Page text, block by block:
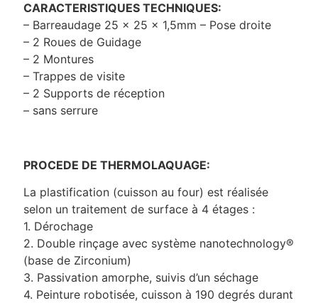
CARACTERISTIQUES TECHNIQUES:
– Barreaudage 25 x 25 x 1,5mm – Pose droite
– 2 Roues de Guidage
– 2 Montures
– Trappes de visite
– 2 Supports de réception
– sans serrure
PROCEDE DE THERMOLAQUAGE:
La plastification (cuisson au four) est réalisée
selon un traitement de surface à 4 étages :
1. Dérochage
2. Double rinçage avec système nanotechnology®
(base de Zirconium)
3. Passivation amorphe, suivis d’un séchage
4. Peinture robotisée, cuisson à 190 degrés durant